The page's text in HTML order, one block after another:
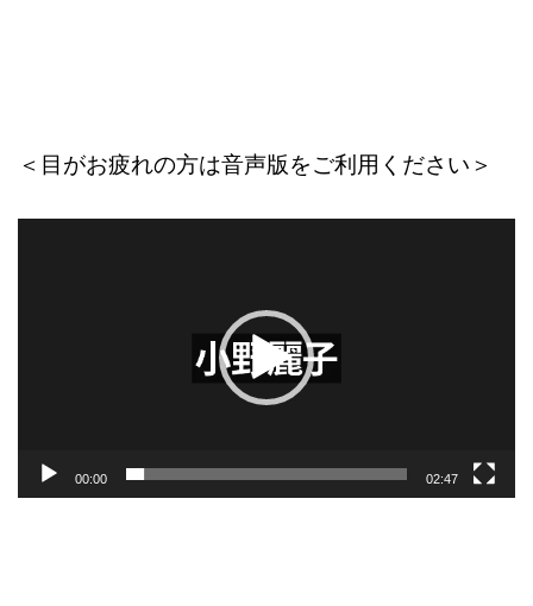
＜目がお疲れの方は音声版をご利用ください＞
00:00 02:47